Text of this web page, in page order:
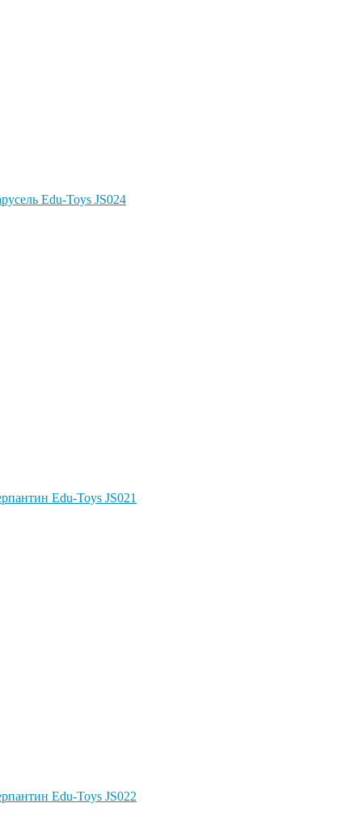
Edu-Toys JS024
Edu-Toys JS021
Edu-Toys JS022